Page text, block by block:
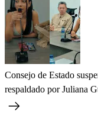
Consejo de Estado
respaldado por Juliana